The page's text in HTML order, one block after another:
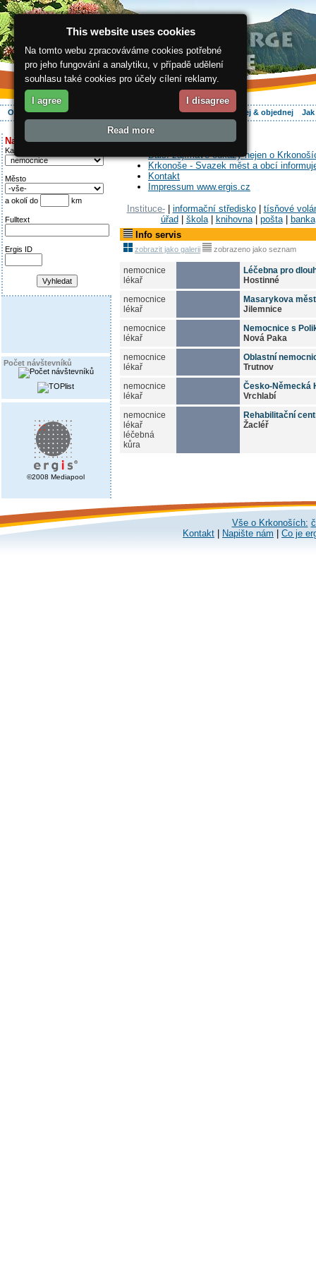
O regionu Aktivně Ubytování Hledej & objednej
Najděte si:
Kategorie
Město
a okolí do km
Fulltext
Ergis ID
Počet návštevníků
©2008 Mediapool
ergis.cz> Info servis
Další zajímavé odkazy nejen o
Krkonoše - Svazek měst a obcí
Kontakt
Impressum www.ergis.cz
Instituce-| informační středisko| tísňové
úřad
škola| knihovna| pošta| banka
Info servis
zobrazit jako galerii zobrazeno jako seznam
nemocnice
lékař
Léčebna pro
Hostinné
nemocnice
lékař
Masarykova
Jilemnice
nemocnice
lékař
Nemocnice s
Nová Paka
nemocnice
lékař
Oblastní
Trutnov
nemocnice
lékař
Česko-Německá
Vrchlabí
nemocnice
lékař
léčebná
kůra
Rehabilitační
Žacléř
Vše o Krkonoších:
Kontakt
Napište nám Co je
This website uses cookies
Na tomto webu zpracováváme cookies potřebné
pro jeho fungování a analytiku, v případě udělení
souhlasu také cookies pro účely cílení reklamy.
I agree I disagree
Read more